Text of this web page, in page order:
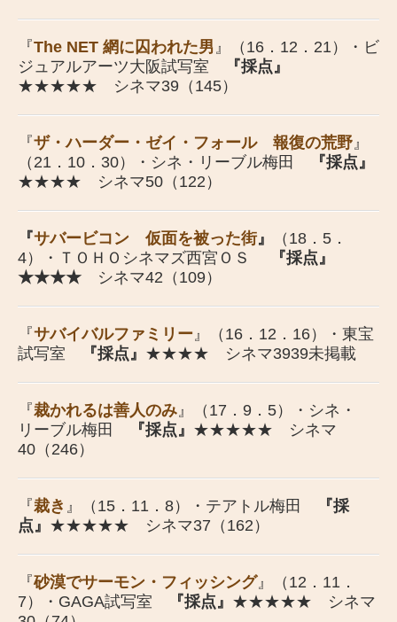
『The NET 網に囚われた男 』（16．12．21）・ビ
ジュアルアーツ大阪試写室
『採点』
★★★★★ シネマ39（145）
『ザ・ハーダー・ゼイ・フォール 報復の荒野 』
（21．10．30）・シネ・リーブル梅田
『採点』
★★★★ シネマ50（122）
『サバービコン 仮面を被った街』
（18．5．
4）・ＴＯＨＯシネマズ西宮ＯＳ
『採点』
★★★★ シネマ42（109）
『サバイバルファミリー 』（16．12．16）・東宝
試写室
『採点』 ★★★★ シネマ3939未掲載
『裁かれるは善人のみ 』（17．9．5）・シネ・
リーブル梅田
『採点』 ★★★★★ シネマ
40（246）
『裁き 』（15．11．8）・テアトル梅田
『採
点』 ★★★★★ シネマ37（162）
『砂漠でサーモン・フィッシング』（12．11．
7）・GAGA試写室
『採点』 ★★★★★ シネマ